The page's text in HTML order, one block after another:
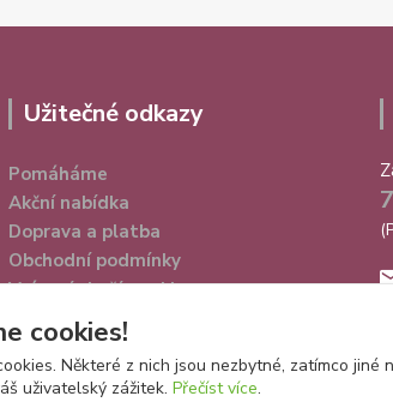
Užitečné odkazy
Pomáháme
Akční nabídka
Doprava a platba
Obchodní podmínky
Vrácení zboží a reklamace
Ochrana osobních údajů
cookies!
Některé z nich jsou nezbytné, zatímco jiné
uživatelský zážitek. Přečíst více.